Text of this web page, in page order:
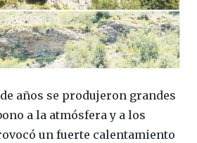
años se produjeron grandes
a la atmósfera y a los
un fuerte calentamiento